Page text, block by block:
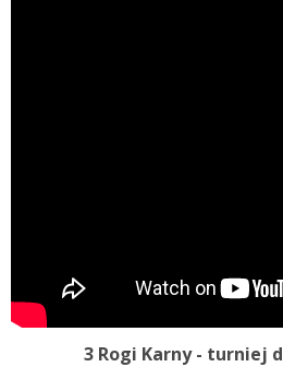
3 Rogi Karny - turniej